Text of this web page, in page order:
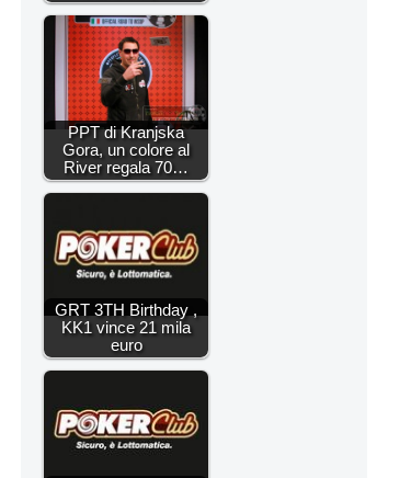
PPT di Kranjska
Gora, un colore al
River regala 70…
GRT 3TH Birthday ,
KK1 vince 21 mila
euro